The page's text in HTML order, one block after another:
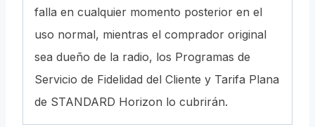
falla en cualquier momento posterior en el
uso normal, mientras el comprador original
sea dueño de la radio, los Programas de
Servicio de Fidelidad del Cliente y Tarifa Plana
de STANDARD Horizon lo cubrirán.